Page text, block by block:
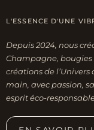
L'ESSENCE D'UNE
Depuis 2024, nous
Champagne,
créations de
main, avec passion,
esprit éco-